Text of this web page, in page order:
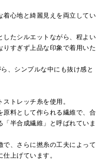
着心地と綺麗見えを両立してい
したシルエットながら、程よい
すぎず上品な印象で着用いた
、シンプルな中にも抜け感と
トレッチ糸を使用。
原料として作られる繊維で、合
半合成繊維」と呼ばれていま
で、さらに撚糸の工夫によって
上げています。